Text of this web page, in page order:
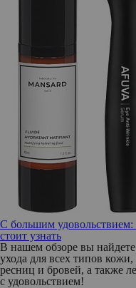
С большим удовольствием:
стоит узнать
В нашем обзоре вы
ухода для всех типов
ресниц и бровей, а также
с удовольствием!